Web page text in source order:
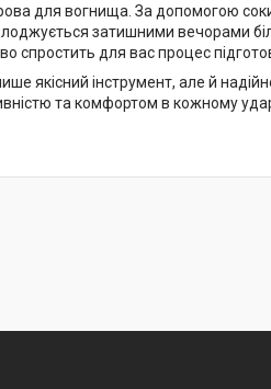
для вогнища. За допомогою
затишними вечорами
спростить для вас процес
якісний інструмент, але й
та комфортом в кожному